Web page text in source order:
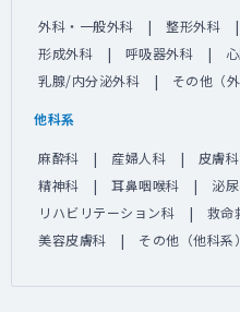
外科・一般外科 整形外科
形成外科
呼吸器外科
乳腺/内分泌外科
その他（外
他科系
麻酔科 産婦人科 皮膚科
精神科
耳鼻咽喉科 泌
リハビリテーション科
救命
美容皮膚科
その他（他科系）